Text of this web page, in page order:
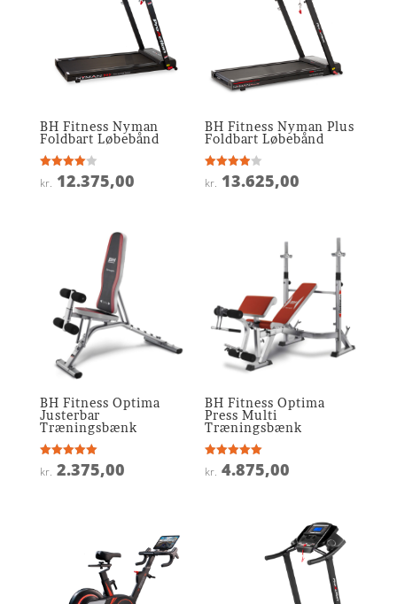
BH Fitness Nyman
Foldbart Løbebånd
Vurderet
4
kr. 12.375,00
BH Fitness Nyman Plus
Foldbart Løbebånd
Vurderet
3.9
kr. 13.625,00
BH Fitness Optima
Justerbar
Træningsbænk
Vurderet
5
kr. 2.375,00
BH Fitness Optima
Press Multi
Træningsbænk
Vurderet
5
kr. 4.875,00